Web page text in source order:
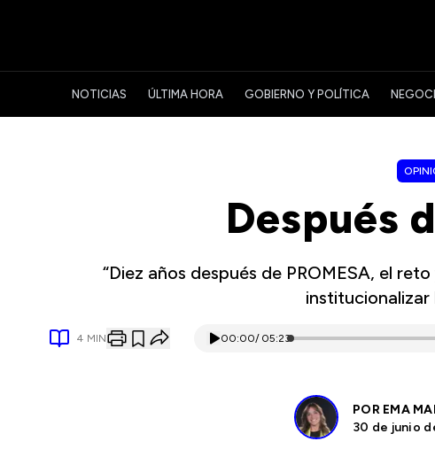
NOTICIAS ÚLTIMA HORA GOBIERNO Y POLÍTICA
Después
“Diez años después de PROMESA, el
institucionalizar
4 MIN 00:00/ 05:23
POR EMA
30 de junio